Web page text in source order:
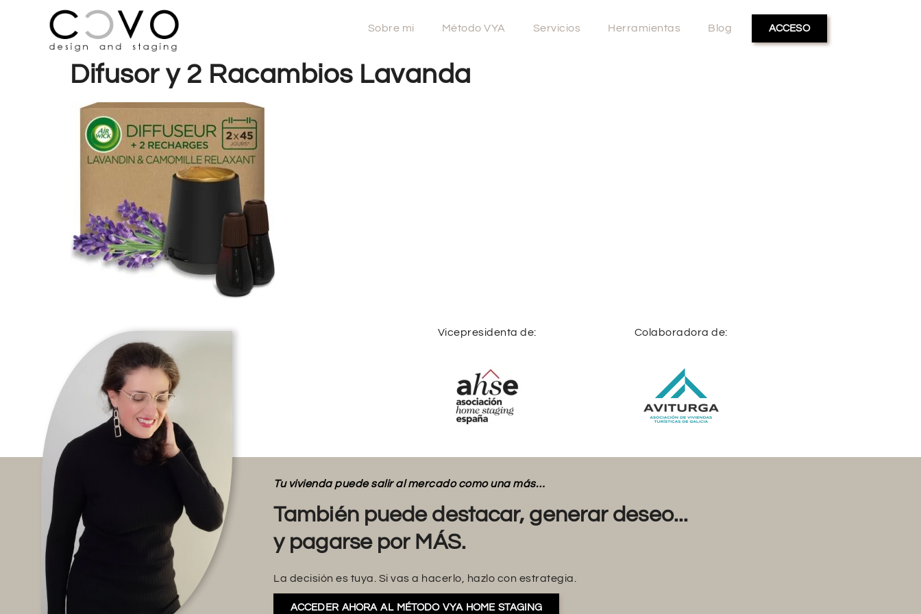
Sobre mi Método VYA Servicios Herramientas Blog ACCESO
Difusor y 2 Racambios Lavanda
Vicepresidenta de: Colaboradora de:
Tu vivienda puede salir al mercado como una más…
También puede destacar, generar deseo...
y pagarse por MÁS.
La decisión es tuya. Si vas a hacerlo, hazlo con estrategia.
ACCEDER AHORA AL MÉTODO VYA HOME STAGING